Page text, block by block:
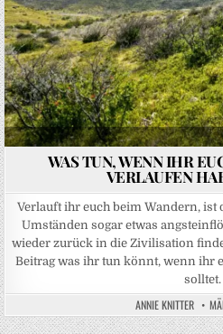
WAS TUN, WENN IHR
VERLAUFEN
Verlauft ihr euch beim Wandern,
Umständen sogar etwas
wieder zurück in die Zivilisation
Beitrag was ihr tun könnt, wenn ihr
solltet.
ANNIE KNITTER